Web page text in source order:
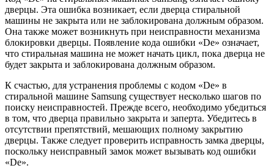
дверцы. Эта ошибка возникает, если дверца стиральной
машины не закрыта или не заблокирована должным образом.
Она также может возникнуть при неисправности механизма
блокировки дверцы. Появление кода ошибки «De» означает,
что стиральная машина не может начать цикл, пока дверца не
будет закрыта и заблокирована должным образом.
К счастью, для устранения проблемы с кодом «De» в
стиральной машине Samsung существует несколько шагов по
поиску неисправностей. Прежде всего, необходимо убедиться
в том, что дверца правильно закрыта и заперта. Убедитесь в
отсутствии препятствий, мешающих полному закрытию
дверцы. Также следует проверить исправность замка дверцы,
поскольку неисправный замок может вызывать код ошибки
«De».